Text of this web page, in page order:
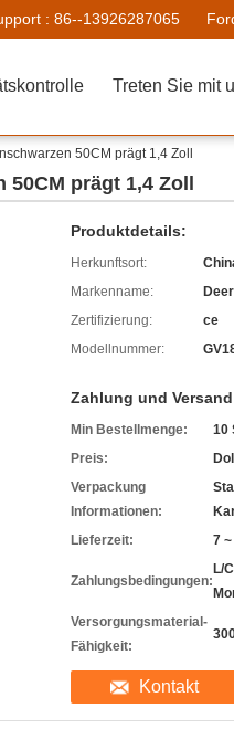
: 86--13926287065
50CM prägt 1,4 Zoll
prägt 1,4 Zoll
Produktdetails:
Herkunftsort:
Markenname:
Deer
Zertifizierung:
ce
Modellnummer:
Zahlung und Versand
Min Bestellmenge:
10
Preis:
Verpackung
Informationen:
Lieferzeit:
7
Zahlungsbedingungen:
L/
Versorgungsmaterial-
Fähigkeit:
Kontakt